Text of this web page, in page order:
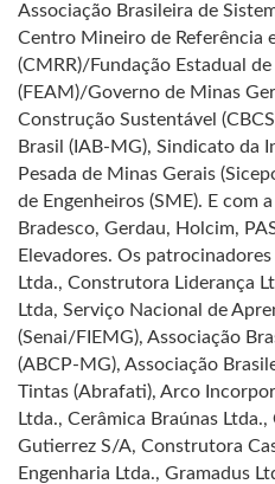
Associação Brasileira de
Centro Mineiro de Referência
(CMRR)/Fundação Estadual
(FEAM)/Governo de Minas
Construção Sustentável
Brasil (IAB-MG), Sindicato da
Pesada de Minas Gerais
de Engenheiros (SME). E com
Bradesco, Gerdau, Holcim,
Elevadores. Os
Ltda., Construtora Liderança
Ltda, Serviço Nacional de
(Senai/FIEMG), Associação
(ABCP-MG), Associação
Tintas (Abrafati), Arco
Ltda., Cerâmica Braúnas
Gutierrez S/A, Construtora
Engenharia Ltda., Gramadus